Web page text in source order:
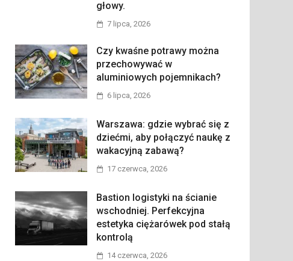
głowy.
7 lipca, 2026
Czy kwaśne potrawy można
przechowywać w
aluminiowych pojemnikach?
6 lipca, 2026
Warszawa: gdzie wybrać się z
dziećmi, aby połączyć naukę z
wakacyjną zabawą?
17 czerwca, 2026
Bastion logistyki na ścianie
wschodniej. Perfekcyjna
estetyka ciężarówek pod stałą
kontrolą
14 czerwca, 2026